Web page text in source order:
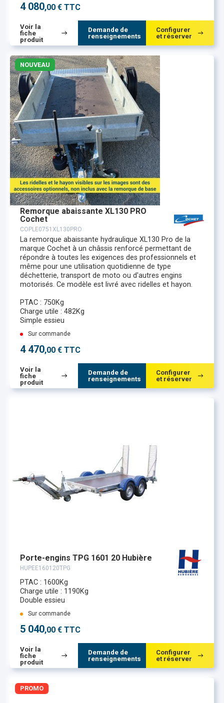
4 080,00 € TTC
Voir la
fiche
produit
Demande de
renseignements
Configurer
et réserver
NOUVEAU
Remorque abaissante XL130 PRO
Cochet
COPLE0751XL130PRO
La remorque abaissante hydraulique XL130 Pro de la
marque Cochet à un châssis renforcé permettant de
répondre à toutes les exigences des professionnels et
même pour une utilisation quotidienne de type
déchetterie, transport de moto ou d'autres engins
motorisés. Ce modèle est livré avec ridelles et hayon.
PTAC : 750Kg
Charge utile : 482Kg
Simple essieu
Sur commande
4 470,00 € TTC
Voir la
fiche
produit
Demande de
renseignements
Configurer
et réserver
Porte-engins TPG 1601 20 Hubière
HUPEE160120TPG
PTAC : 1600Kg
Charge utile : 1190Kg
Double essieu
Sur commande
5 040,00 € TTC
Voir la
fiche
produit
Demande de
renseignements
Configurer
et réserver
PROMO